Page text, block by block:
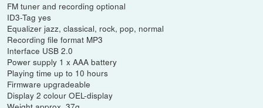
FM tuner and recording optional
ID3-Tag yes
Equalizer jazz, classical, rock, pop, normal
Recording file format MP3
Interface USB 2.0
Power supply 1 x AAA battery
Playing time up to 10 hours
Firmware upgradeable
Display 2 colour OEL-display